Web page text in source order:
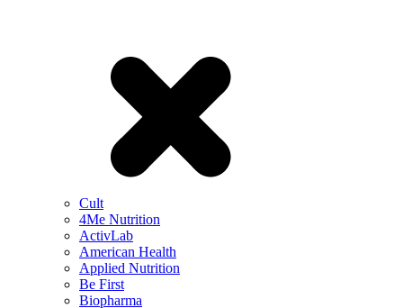
Cult
4Me Nutrition
ActivLab
American Health
Applied Nutrition
Be First
Biopharma